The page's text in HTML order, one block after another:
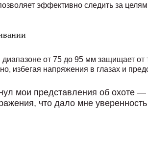
эффективно следить за
от 75 до 95 мм защищает
избегая напряжения в глазах и
мои представления об охоте —
что дало мне